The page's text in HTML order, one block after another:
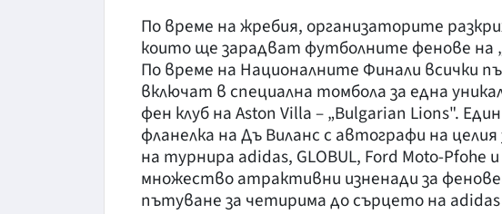
По време на жребия, организаторите
които ще зарадват футболните фенове на
По време на Националните Финали всички
включат в специална томбола за една
фен клуб на Aston Villa – „Bulgarian Lions".
фланелка на Дъ Виланс с автографи на
на турнира adidas, GLOBUL, Ford Moto-Pfohe
множество атрактивни изненади за
пътуване за четирима до сърцето на adidas